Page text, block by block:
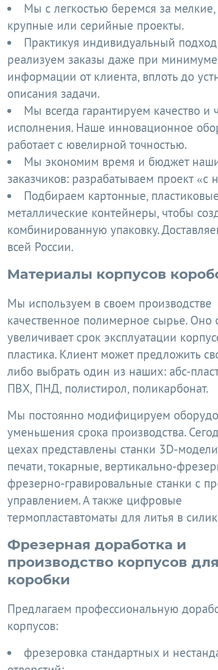
Мы с легкостью беремся за
крупные или серийные проекты.
Практикуя индивидуальный
реализуем заказы даже при минимуме
информации от клиента, вплоть до
описания задачи.
Мы всегда гарантируем качество и
исполнения. Наше инновационное
работает с ювелирной точностью.
Мы экономим время и бюджет
заказчиков: разрабатываем проект «с
Подбираем картонные,
металлические контейнеры, чтобы
комбинированную упаковку.
всей России.
Материалы корпусов
Мы используем в своем производстве
качественное полимерное сырье. Оно
увеличивает срок эксплуатации
пластика. Клиент может предложить
либо выбрать один из наших: абс-
ПВХ, ПНД, полистирол, поликарбонат.
Мы постоянно модифицируем
уменьшения срока производства.
цехах представлены станки 3D-
печати, токарные, вертикально-
фрезерно-гравировальные станки с
управлением. А также цифровые
термопластавтоматы для литья в
Фрезерная доработка и
производство корпусов
коробки
Предлагаем профессиональную
корпусов:
фрезеровка стандартных и